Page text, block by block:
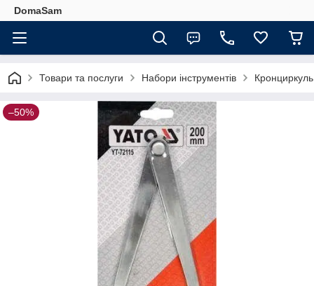
DomaSam
Товари та послуги Набори інструментів
–50%